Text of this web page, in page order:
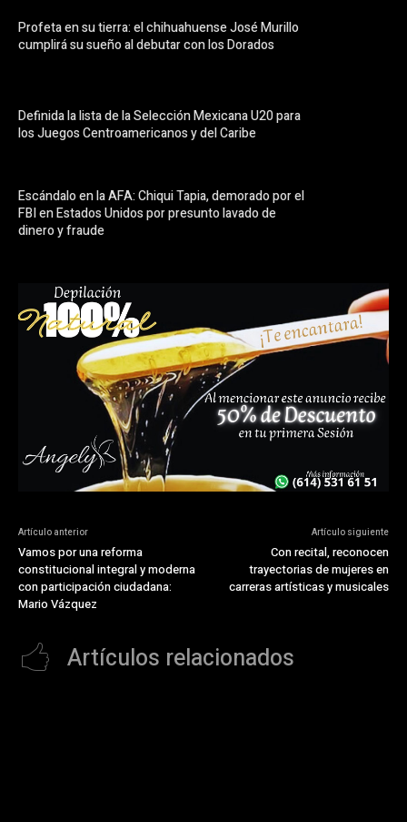
Profeta en su tierra: el chihuahuense José Murillo
cumplirá su sueño al debutar con los Dorados
Definida la lista de la Selección Mexicana U20 para
los Juegos Centroamericanos y del Caribe
Escándalo en la AFA: Chiqui Tapia, demorado por el
FBI en Estados Unidos por presunto lavado de
dinero y fraude
Artículo anterior
Vamos por una reforma
constitucional integral y moderna
con participación ciudadana:
Mario Vázquez
Artículo siguiente
Con recital, reconocen
trayectorias de mujeres en
carreras artísticas y musicales
Artículos relacionados